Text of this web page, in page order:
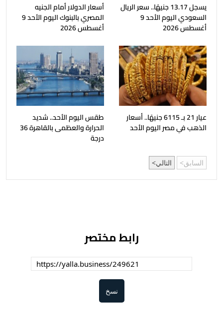
يسجل 13.17 جنيهًا.. سعر الريال
السعودي اليوم الأحد 9
أغسطس 2026
أسعار الدولار أمام الجنيه
المصري بالبنوك اليوم الأحد 9
أغسطس 2026
عيار 21 بـ 6115 جنيهًا.. أسعار
الذهب في مصر اليوم الأحد
طقس اليوم الأحد.. شديد
الحرارة والعظمى بالقاهرة 36
درجة
السابق التالي
رابط مختصر
نسخ